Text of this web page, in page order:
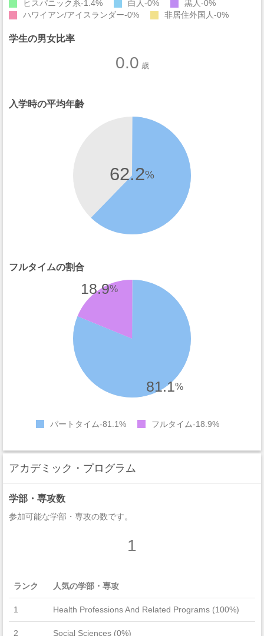
ヒスパニック系 1.4% 白人 0% 黒人 0%
ハワイアン/アイスランダー 0% 非居住外国人 0%
学生の男女比率
0.0 歳
入学時の平均年齢
62.2%
フルタイムの割合
81.1%
18.9%
パートタイム 81.1% フルタイム 18.9%
アカデミック・プログラム
学部・専攻数
参加可能な学部・専攻の数です。
1
ランク 人気の学部・専攻
1 Health Professions And Related Programs (100%)
2 Social Sciences (0%)